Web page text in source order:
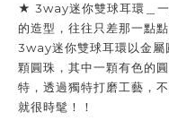
★ 3way迷你雙球耳環＿一
的造型，往往只差那一點
3way迷你雙球耳環以金屬
顆圓珠，其中一顆有色的
特，透過獨特打磨工藝，
就很時髦！！